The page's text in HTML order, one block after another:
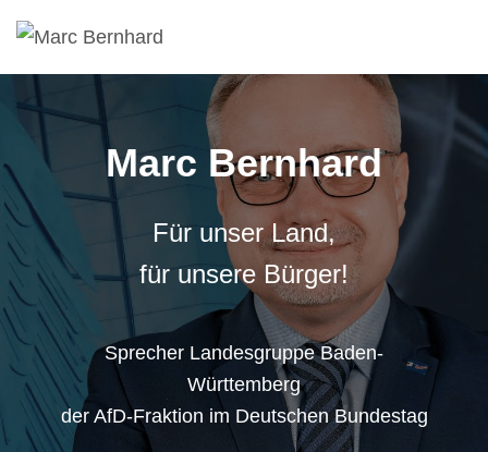
Marc Bernhard
Für unser Land,
für unsere Bürger!
Sprecher Landesgruppe Baden-
Württemberg
der AfD-Fraktion im Deutschen Bundestag